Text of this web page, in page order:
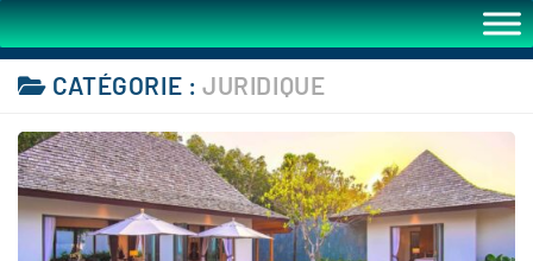
CATÉGORIE : JURIDIQUE